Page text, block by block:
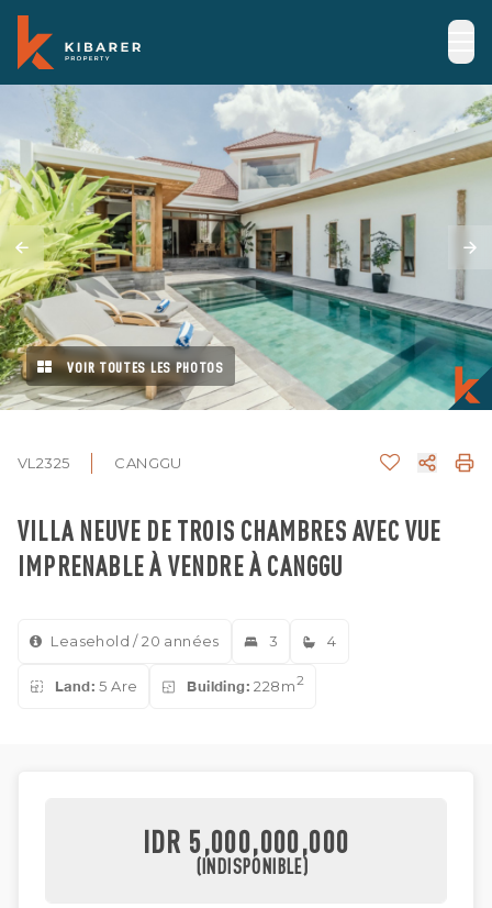
VOIR TOUTES LES PHOTOS
VL2325 CANGGU
VILLA NEUVE DE TROIS CHAMBRES AVEC VUE
IMPRENABLE À VENDRE À CANGGU
Leasehold / 20 années 3 4
Land: 5 Are Building: 228m2
IDR 5,000,000,000
(INDISPONIBLE)